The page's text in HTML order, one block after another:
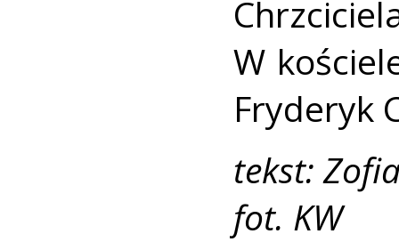
W
Fryderyk
tekst:
fot. KW